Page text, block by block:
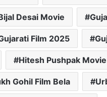
Desai Movie
Film 2025
Hitesh Pushpak Movie
Gohil Film Bela